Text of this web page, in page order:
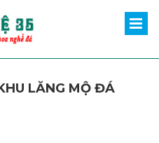
LĂNG MỘ ĐÁ